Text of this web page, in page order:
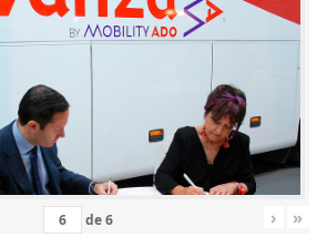
de6 › »